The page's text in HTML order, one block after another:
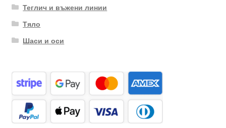
Теглич и въжени линии
Тяло
Шаси и оси